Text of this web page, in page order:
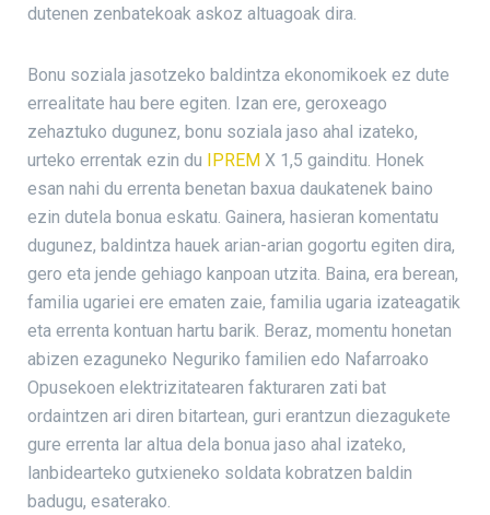
dutenen zenbatekoak askoz altuagoak dira.
Bonu soziala jasotzeko baldintza ekonomikoek ez dute
errealitate hau bere egiten. Izan ere, geroxeago
zehaztuko dugunez, bonu soziala jaso ahal izateko,
urteko errentak ezin du IPREM X 1,5 gainditu. Honek
esan nahi du errenta benetan baxua daukatenek baino
ezin dutela bonua eskatu. Gainera, hasieran komentatu
dugunez, baldintza hauek arian-arian gogortu egiten dira,
gero eta jende gehiago kanpoan utzita. Baina, era berean,
familia ugariei ere ematen zaie, familia ugaria izateagatik
eta errenta kontuan hartu barik. Beraz, momentu honetan
abizen ezaguneko Neguriko familien edo Nafarroako
Opusekoen elektrizitatearen fakturaren zati bat
ordaintzen ari diren bitartean, guri erantzun diezagukete
gure errenta lar altua dela bonua jaso ahal izateko,
lanbidearteko gutxieneko soldata kobratzen baldin
badugu, esaterako.